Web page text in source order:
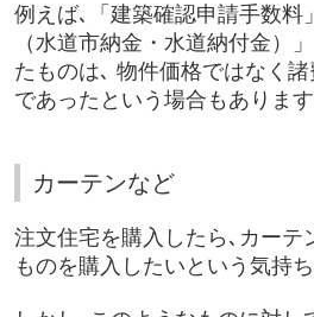
例えば､「建築確認申請手数料
（水道市納金・水道納付金）
たものは､ 物件価格ではなく
であったという場合もあります
カーテンなど
注文住宅を購入したら､カーテ
ものを購入したいという気持